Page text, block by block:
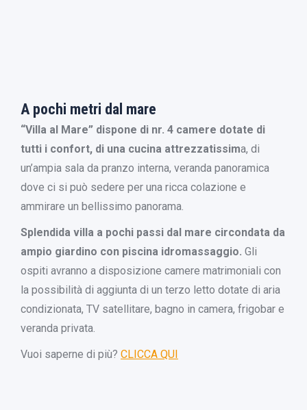
A pochi metri dal mare
“Villa al Mare” dispone di nr. 4 camere dotate di
tutti i confort, di una cucina attrezzatissima, di
un’ampia sala da pranzo interna, veranda panoramica
dove ci si può sedere per una ricca colazione e
ammirare un bellissimo panorama.
Splendida villa a pochi passi dal mare circondata da
ampio giardino con piscina idromassaggio. Gli
ospiti avranno a disposizione camere matrimoniali con
la possibilità di aggiunta di un terzo letto dotate di aria
condizionata, TV satellitare, bagno in camera, frigobar e
veranda privata.
Vuoi saperne di più? CLICCA QUI